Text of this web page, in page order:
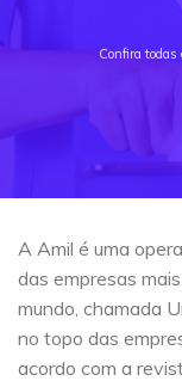
Confira
A Amil é uma
das empresas
mundo, chamada
no topo das
acordo com a